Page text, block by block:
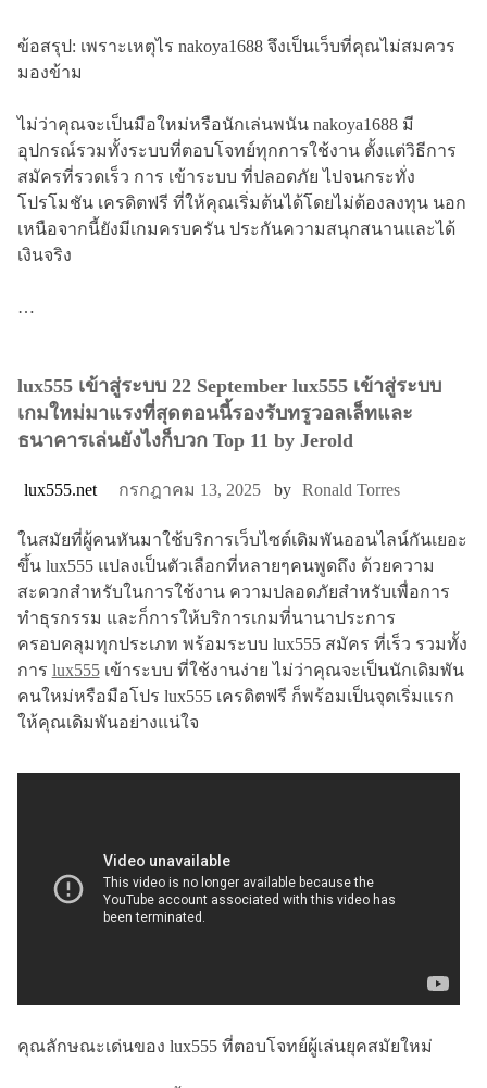
ข้อสรุป: เพราะเหตุไร nakoya1688 จึงเป็นเว็บที่คุณไม่สมควร
มองข้าม
ไม่ว่าคุณจะเป็นมือใหม่หรือนักเล่นพนัน nakoya1688 มี
อุปกรณ์รวมทั้งระบบที่ตอบโจทย์ทุกการใช้งาน ตั้งแต่วิธีการ
สมัครที่รวดเร็ว การ เข้าระบบ ที่ปลอดภัย ไปจนกระทั่ง
โปรโมชัน เครดิตฟรี ที่ให้คุณเริ่มต้นได้โดยไม่ต้องลงทุน นอก
เหนือจากนี้ยังมีเกมครบครัน ประกันความสนุกสนานและได้
เงินจริง
…
lux555 เข้าสู่ระบบ 22 September lux555 เข้าสู่ระบบ
เกมใหม่มาแรงที่สุดตอนนี้รองรับทรูวอลเล็ทและ
ธนาคารเล่นยังไงก็บวก Top 11 by Jerold
lux555.net กรกฎาคม 13, 2025 by Ronald Torres
ในสมัยที่ผู้คนหันมาใช้บริการเว็บไซต์เดิมพันออนไลน์กันเยอะ
ขึ้น lux555 แปลงเป็นตัวเลือกที่หลายๆคนพูดถึง ด้วยความ
สะดวกสำหรับในการใช้งาน ความปลอดภัยสำหรับเพื่อการ
ทำธุรกรรม และก็การให้บริการเกมที่นานาประการ
ครอบคลุมทุกประเภท พร้อมระบบ lux555 สมัคร ที่เร็ว รวมทั้ง
การ lux555เข้าระบบ ที่ใช้งานง่าย ไม่ว่าคุณจะเป็นนักเดิมพัน
คนใหม่หรือมือโปร lux555 เครดิตฟรี ก็พร้อมเป็นจุดเริ่มแรก
ให้คุณเดิมพันอย่างแน่ใจ
คุณลักษณะเด่นของ lux555 ที่ตอบโจทย์ผู้เล่นยุคสมัยใหม่